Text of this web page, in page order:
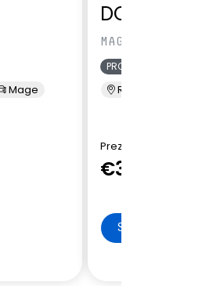
Mage
MAGE L7 PHEV
PRONTA CONSEGNA
Renord Sesto S.
Prezzo di Listino
€39.801
SCHEDA